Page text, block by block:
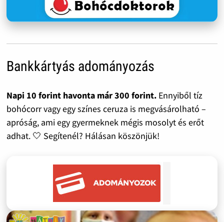
Bankkártyás adományozás
Napi 10 forint havonta már 300 forint.Ennyiből tíz
bohócorr vagy egy színes ceruza is megvásárolható –
apróság, ami egy gyermeknek mégis mosolyt és erőt
adhat. 🤍 Segítenél? Hálásan köszönjük!